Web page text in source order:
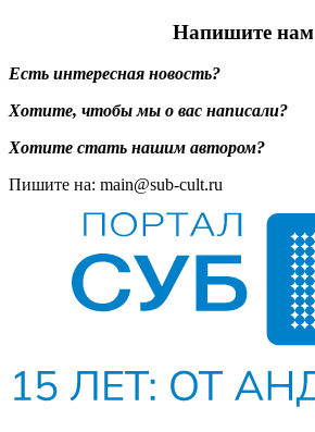
Напишите нам
Есть интересная новость?
Хотите, чтобы мы о вас написали?
Хотите стать нашим автором?
Пишите на: main@sub-cult.ru